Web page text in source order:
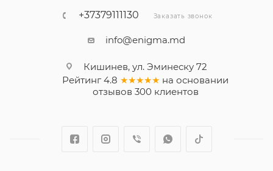
+37379111130 Заказать звонок
info@enigma.md
Кишинев, ул. Эминеску 72
Рейтинг 4.8 ★★★★★ на основании
отзывов 300клиентов